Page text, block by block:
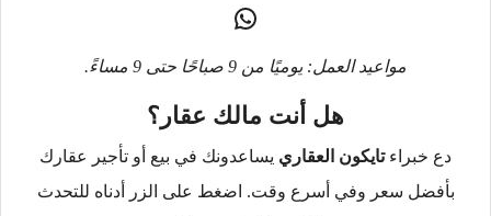
مواعيد العمل: يوميًا من 9 صباحًا حتى 9 مساءً.
هل أنت مالك عقار؟
دع خبراءتايكون العقاري يساعدونك في بيع أو تأجير عقارك
بأفضل سعر وفي أسرع وقت. اضغط على الزر أدناه للتحدث